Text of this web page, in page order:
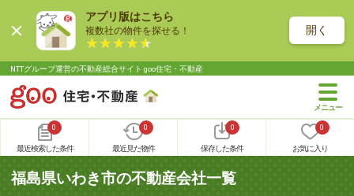
アプリ版はこちら
複数社の物件を探せる！ 開く
NTTグループ運営の不動産総合サイト goo住宅・不動産
0
最近検索した条件
0
最近見た物件
0
保存した条件
0
お気に入り
福島県いわき市の不動産会社一覧